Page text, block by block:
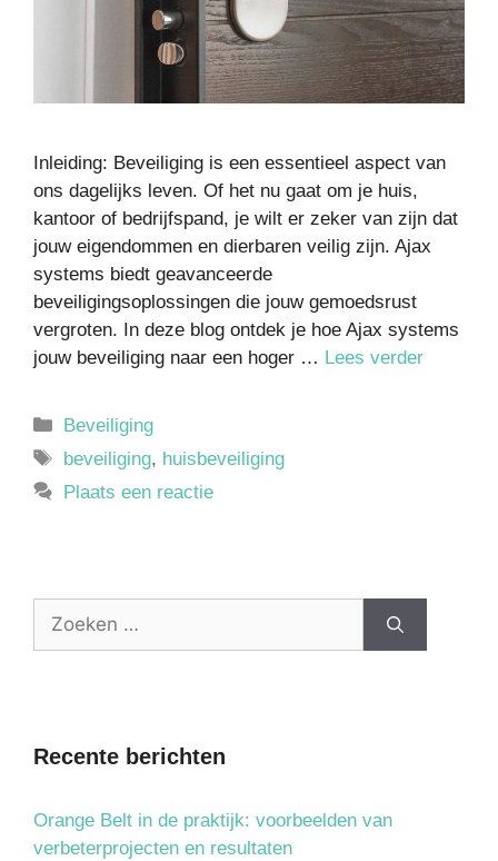
Inleiding: Beveiliging is een essentieel aspect van
ons dagelijks leven. Of het nu gaat om je huis,
kantoor of bedrijfspand, je wilt er zeker van zijn dat
jouw eigendommen en dierbaren veilig zijn. Ajax
systems biedt geavanceerde
beveiligingsoplossingen die jouw gemoedsrust
vergroten. In deze blog ontdek je hoe Ajax systems
jouw beveiliging naar een hoger … Lees verder
Beveiliging
beveiliging, huisbeveiliging
Plaats een reactie
Recente berichten
Orange Belt in de praktijk: voorbeelden van
verbeterprojecten en resultaten